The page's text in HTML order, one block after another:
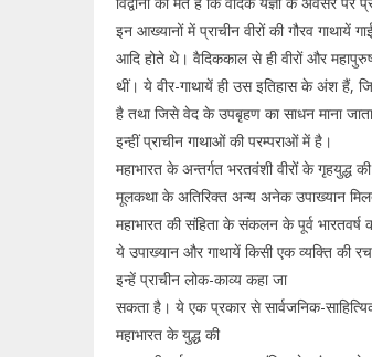
इन आख्यानों में प्राचीन वीरों की गौरव गाथायें
आदि होते थे। वैदिककाल से ही वीरों और
थीं। ये वीर-गाथायें ही उस इतिहास के अंश हैं,
है तथा जिसे वेद के उपबृहण का साधन माना
इन्हीं प्राचीन गाथाओं की परम्पराओं में है।
महाभारत के अन्तर्गत भरतवंशी वीरों के गृहयुद्ध की
मूलकथा के अतिरिक्त अन्य अनेक उपाख्यान मिलते
महाभारत की संहिता के संकलन के पूर्व भारतवर्ष
ये उपाख्यान और गाथायें किसी एक व्यक्ति की
इन्हें प्राचीन लोक-काव्य कहा जा
सकता है। ये एक प्रकार से सार्वजनिक-
महाभारत के युद्ध की